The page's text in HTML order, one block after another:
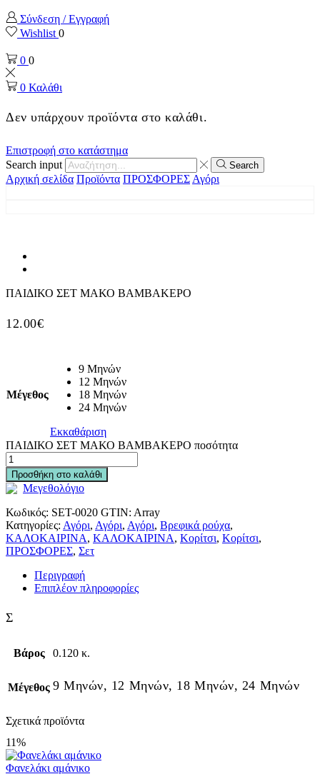
Σύνδεση / Εγγραφή
Wishlist 0
0 0
0 Καλάθι
Δεν υπάρχουν προϊόντα στο καλάθι.
Επιστροφή στο κατάστημα
Search input
Search
Αρχική σελίδα Προϊόντα ΠΡΟΣΦΟΡΕΣΑγόρι
ΠΑΙΔΙΚΟ ΣΕΤ ΜΑΚΟ ΒΑΜΒΑΚΕΡΟ
12.00€
Μέγεθος
9 Μηνών
12 Μηνών
18 Μηνών
24 Μηνών
Εκκαθάριση
ΠΑΙΔΙΚΟ ΣΕΤ ΜΑΚΟ ΒΑΜΒΑΚΕΡΟ ποσότητα
Προσθήκη στο καλάθι
Μεγεθολόγιο
Κωδικός: SET-0020 GTIN: Array
Κατηγορίες: Αγόρι, Αγόρι, Αγόρι, Βρεφικά ρούχα,
ΚΑΛΟΚΑΙΡΙΝΑ, ΚΑΛΟΚΑΙΡΙΝΑ, Κορίτσι, Κορίτσι,
ΠΡΟΣΦΟΡΕΣ, Σετ
Περιγραφή
Επιπλέον πληροφορίες
Σ
Βάρος 0.120 κ.
Μέγεθος 9 Μηνών, 12 Μηνών, 18 Μηνών, 24 Μηνών
Σχετικά προϊόντα
11%
Φανελάκι αμάνικο